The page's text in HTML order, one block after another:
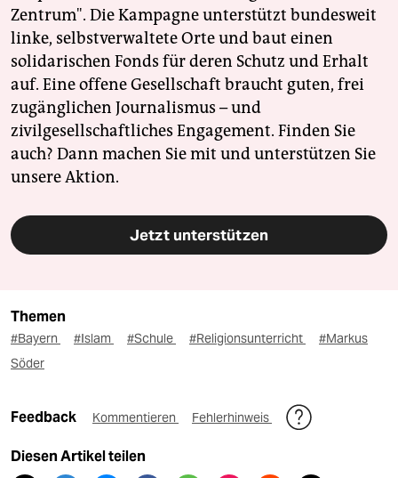
Zentrum". Die Kampagne unterstützt bundesweit
linke, selbstverwaltete Orte und baut einen
solidarischen Fonds für deren Schutz und Erhalt
auf. Eine offene Gesellschaft braucht guten, frei
zugänglichen Journalismus – und
zivilgesellschaftliches Engagement. Finden Sie
auch? Dann machen Sie mit und unterstützen Sie
unsere Aktion.
Jetzt unterstützen
Themen
#Bayern #Islam #Schule #Religionsunterricht
#Markus
Söder
Feedback Kommentieren Fehlerhinweis
Diesen Artikel teilen